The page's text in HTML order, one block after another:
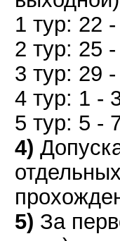
1 тур: 22
2 тур: 25
3 тур: 29
4 тур: 1 -
5 тур: 5 -
4)
5) За